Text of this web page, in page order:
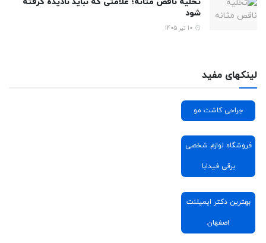
شود
لینکهای مفید
جراحی کاشت مو
فروشگاه لوازم شخصی
برقی فیدابا
بهترین دکتر ایمپلنت
اصفهان